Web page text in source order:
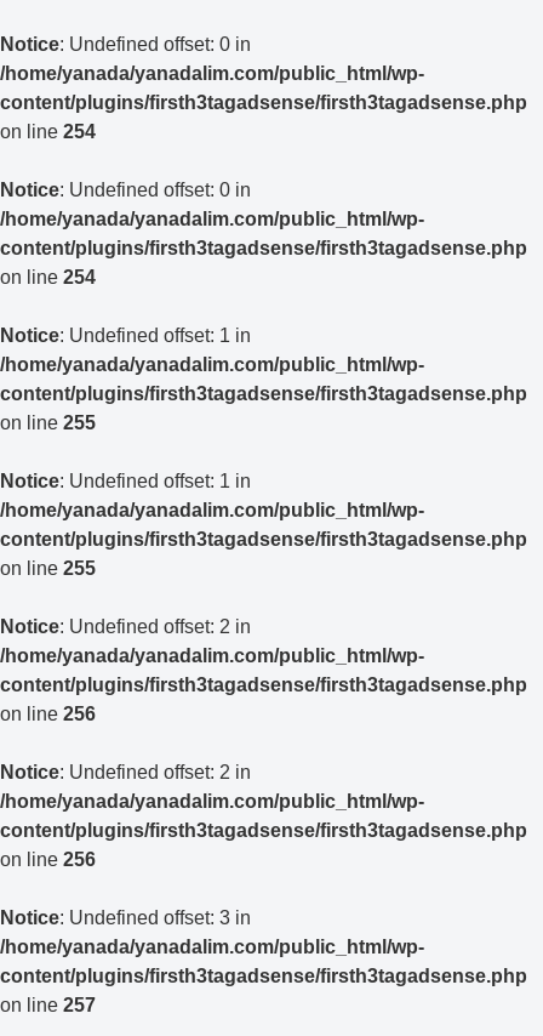
Notice: Undefined offset: 0 in
/home/yanada/yanadalim.com/public_html/wp-
content/plugins/firsth3tagadsense/firsth3tagadsense.php
on line 254
Notice: Undefined offset: 0 in
/home/yanada/yanadalim.com/public_html/wp-
content/plugins/firsth3tagadsense/firsth3tagadsense.php
on line 254
Notice: Undefined offset: 1 in
/home/yanada/yanadalim.com/public_html/wp-
content/plugins/firsth3tagadsense/firsth3tagadsense.php
on line 255
Notice: Undefined offset: 1 in
/home/yanada/yanadalim.com/public_html/wp-
content/plugins/firsth3tagadsense/firsth3tagadsense.php
on line 255
Notice: Undefined offset: 2 in
/home/yanada/yanadalim.com/public_html/wp-
content/plugins/firsth3tagadsense/firsth3tagadsense.php
on line 256
Notice: Undefined offset: 2 in
/home/yanada/yanadalim.com/public_html/wp-
content/plugins/firsth3tagadsense/firsth3tagadsense.php
on line 256
Notice: Undefined offset: 3 in
/home/yanada/yanadalim.com/public_html/wp-
content/plugins/firsth3tagadsense/firsth3tagadsense.php
on line 257